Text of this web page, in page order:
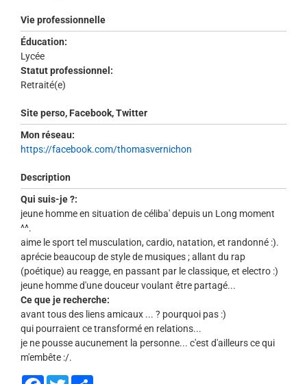
Vie professionnelle
Éducation:
Lycée
Statut professionnel:
Retraité(e)
Site perso, Facebook, Twitter
Mon réseau:
https://facebook.com/thomasvernichon
Description
Qui suis-je ?:
jeune homme en situation de céliba' depuis un Long moment
^^.
aime le sport tel musculation, cardio, natation, et randonné :).
aprécie beaucoup de style de musiques ; allant du rap
(poétique) au reagge, en passant par le classique, et electro :)
jeune homme d'une douceur voulant être partagé...
Ce que je recherche:
avant tous des liens amicaux ... ? pourquoi pas :)
qui pourraient ce transformé en relations...
je ne pousse aucunement la personne... c'est d'ailleurs ce qui
m'embête :/.
Facebook
Twitter